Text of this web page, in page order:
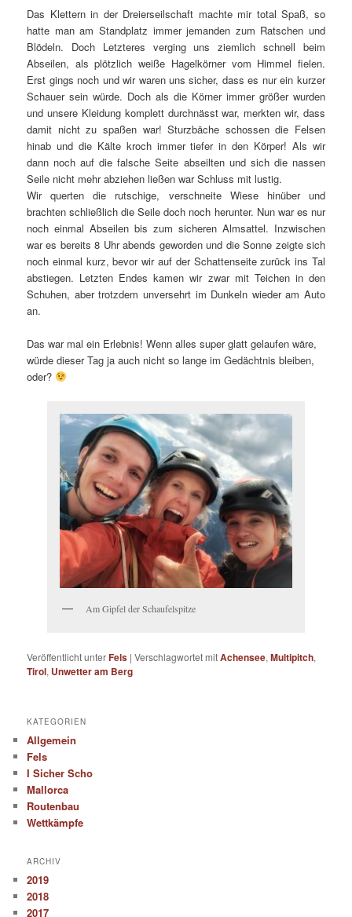
Das Klettern in der Dreierseilschaft machte mir total Spaß, so
hatte man am Standplatz immer jemanden zum Ratschen und
Blödeln. Doch Letzteres verging uns ziemlich schnell beim
Abseilen, als plötzlich weiße Hagelkörner vom Himmel fielen.
Erst gings noch und wir waren uns sicher, dass es nur ein kurzer
Schauer sein würde. Doch als die Körner immer größer wurden
und unsere Kleidung komplett durchnässt war, merkten wir, dass
damit nicht zu spaßen war! Sturzbäche schossen die Felsen
hinab und die Kälte kroch immer tiefer in den Körper! Als wir
dann noch auf die falsche Seite abseilten und sich die nassen
Seile nicht mehr abziehen ließen war Schluss mit lustig.
Wir querten die rutschige, verschneite Wiese hinüber und
brachten schließlich die Seile doch noch herunter. Nun war es nur
noch einmal Abseilen bis zum sicheren Almsattel. Inzwischen
war es bereits 8 Uhr abends geworden und die Sonne zeigte sich
noch einmal kurz, bevor wir auf der Schattenseite zurück ins Tal
abstiegen. Letzten Endes kamen wir zwar mit Teichen in den
Schuhen, aber trotzdem unversehrt im Dunkeln wieder am Auto
an.
Das war mal ein Erlebnis! Wenn alles super glatt gelaufen wäre,
würde dieser Tag ja auch nicht so lange im Gedächtnis bleiben,
oder?
Am Gipfel der Schaufelspitze
Veröffentlicht unterFels |Verschlagwortet mitAchensee,Multipitch,
Tirol, Unwetter am Berg
KATEGORIEN
Allgemein
Fels
I Sicher Scho
Mallorca
Routenbau
Wettkämpfe
ARCHIV
2019
2018
2017